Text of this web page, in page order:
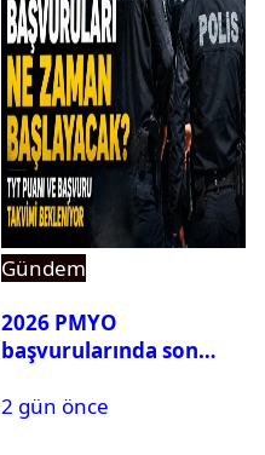
Gündem
2026 PMYO
başvurularında son
2 gün önce